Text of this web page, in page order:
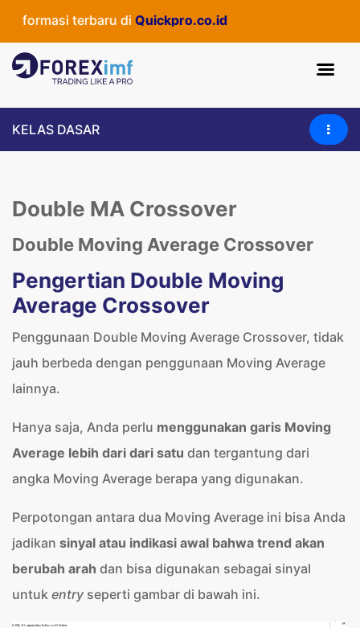
terbaru diQuickpro.co.id
KELAS DASAR
Double MA Crossover
Double Moving Average Crossover
Pengertian Double Moving
Average Crossover
Penggunaan Double Moving Average Crossover, tidak
jauh berbeda dengan penggunaan Moving Average
lainnya.
Hanya saja, Anda perlu menggunakan garis Moving
Average lebih dari dari satu dan tergantung dari
angka Moving Average berapa yang digunakan.
Perpotongan antara dua Moving Average ini bisa Anda
jadikan sinyal atau indikasi awal bahwa trend akan
berubah arah dan bisa digunakan sebagai sinyal
untuk entry seperti gambar di bawah ini.